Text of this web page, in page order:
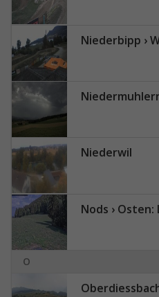
Niederbipp ›
Niedermuhlern
Niederwil
Nods ›
O
Oberdiessbach ›